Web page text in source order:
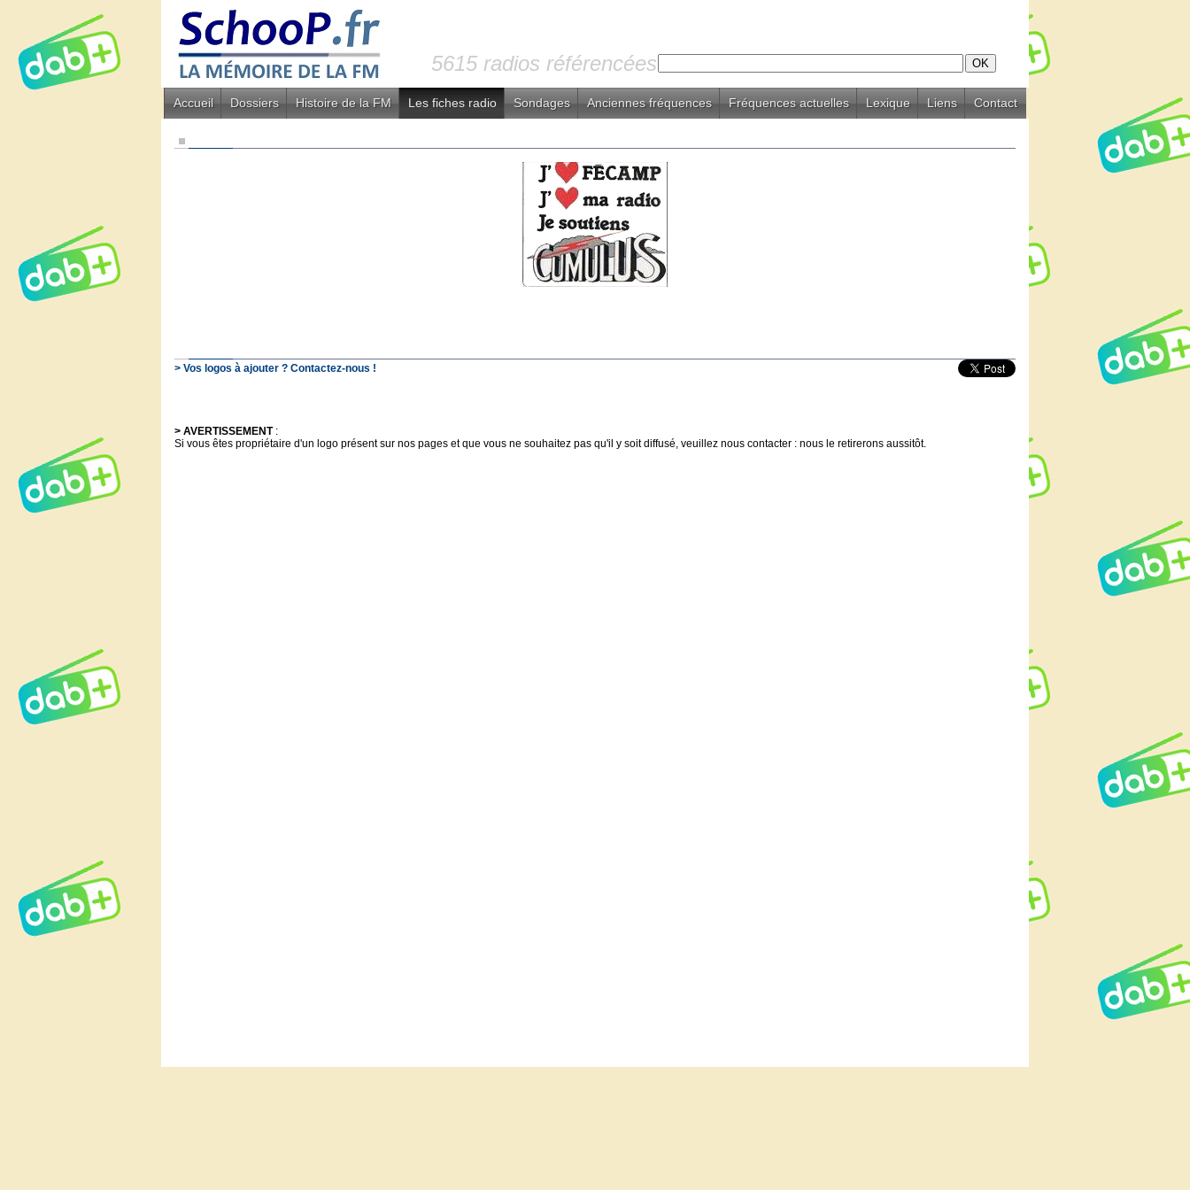
5615 radios référencées
Accueil Dossiers Histoire de la FM Les fiches radio Sondages Anciennes fréquences Fréquences actuelles Lexique Liens Contact
> Vos logos à ajouter ? Contactez-nous !
> AVERTISSEMENT:
Si vous êtes propriétaire d'un logo présent sur nos pages et que vous ne souhaitez pas qu'il y soit diffusé, veuillez nous contacter : nous le retirerons aussitôt.